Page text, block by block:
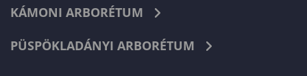
KÁMONI ARBORÉTUM
PÜSPÖKLADÁNYI ARBORÉTUM